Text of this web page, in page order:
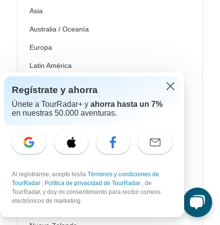
Asia
Australia / Oceanía
Europa
Latin América
Egipto
Sudáfrica
Bali
China
India
Regístrate y ahorra
Únete a TourRadar+ y ahorra hasta un 7%
en nuestras 50.000 aventuras.
Al registrarme, acepto los/la Términos y condiciones de
TourRadar , Política de privacidad de TourRadar , de
TourRadar, y doy mi consentimiento para recibir correos
electrónicos de marketing.